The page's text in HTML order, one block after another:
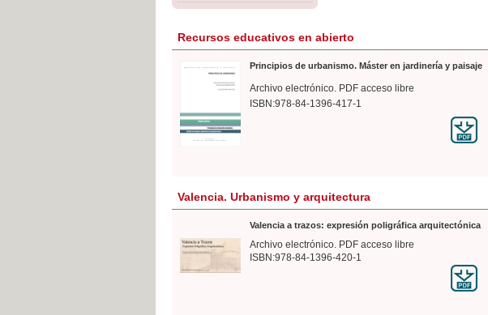
Recursos educativos en abierto
Principios de urbanismo. Máster en jardinería y paisaje
Archivo electrónico. PDF acceso libre
ISBN:978-84-1396-417-1
Valencia. Urbanismo y arquitectura
Valencia a trazos: expresión poligráfica arquitectónica
Archivo electrónico. PDF acceso libre
ISBN:978-84-1396-420-1